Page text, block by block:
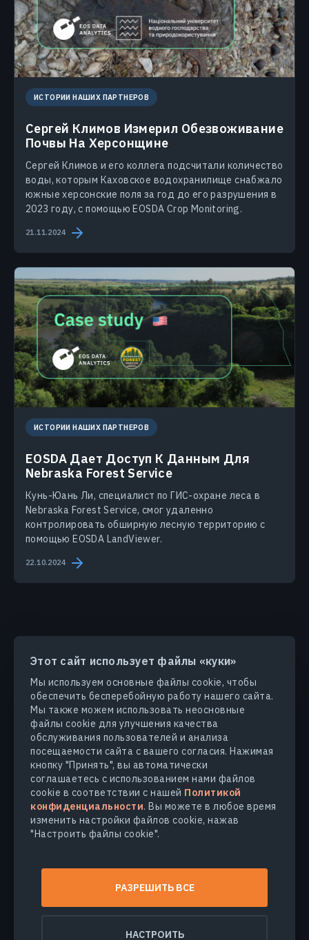
Этот сайт использует файлы «куки»
Мы используем основные файлы cookie, чтобы
обеспечить бесперебойную работу нашего сайта.
Мы также можем использовать неосновные
файлы cookie для улучшения качества
обслуживания пользователей и анализа
посещаемости сайта с вашего согласия. Нажимая
кнопку "Принять", вы автоматически
соглашаетесь с использованием нами файлов
cookie в соответствии с нашей Политикой
конфиденциальности. Вы можете в любое время
изменить настройки файлов cookie, нажав
"Настроить файлы cookie".
РАЗРЕШИТЬ ВСЕ
НАСТРОИТЬ
ИСТОРИИ НАШИХ ПАРТНЕРОВ
Сергей Климов Измерил Обезвоживание
Почвы На Херсонщине
Сергей Климов и его коллега подсчитали количество
воды, которым Каховское водохранилище снабжало
южные херсонские поля за год до его разрушения в
2023 году, с помощью EOSDA Crop Monitoring.
21.11.2024
ИСТОРИИ НАШИХ ПАРТНЕРОВ
EOSDA Дает Доступ К Данным Для
Nebraska Forest Service
Кунь-Юань Ли, специалист по ГИС-охране леса в
Nebraska Forest Service, смог удаленно
контролировать обширную лесную территорию с
помощью EOSDA LandViewer.
22.10.2024
ПРОДУКТЫ И РЕШЕНИЯ
ОТРАСЛИ
КОМПАНИЯ
УЗНАТЬ БОЛЬШЕ
© 2026 EOS Data Analytics,Inc.
Политика конфиденциальности
Безопасность данных